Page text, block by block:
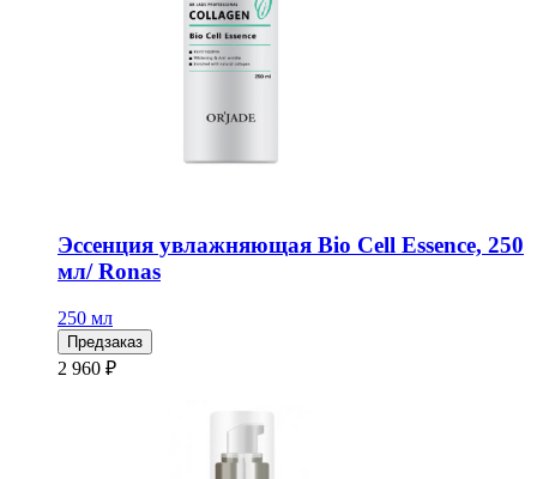
Эссенция увлажняющая Bio Cell Essence, 250
мл/ Ronas
250 мл
Предзаказ
2 960 ₽